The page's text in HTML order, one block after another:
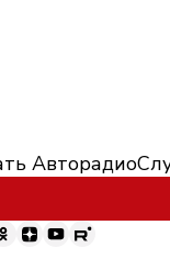
Авторадио